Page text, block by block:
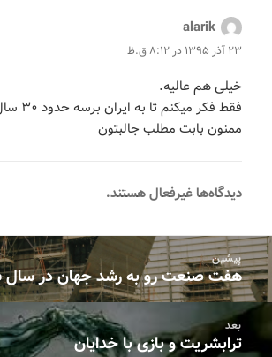
alarik
۲۳ آذر ۱۳۹۵ در ۸:۱۲ ق.ظ
خیلی هم عالیه.
فقط فکر میکنم تا به ایران برسه حدود ۳۰ سال به تاخیر بیوفته.
ممنون بابت مطلب جالبتون
دیدگاه‌ها غیرفعال هستند.
راهبری
نوشته‌هاپیشین
نوشته
قبلی:
هفت صنعت رو به رشد جهان در سال 2016
بعد
نوشته
ترابشریت و بازی با خدایان